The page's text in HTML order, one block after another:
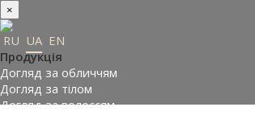
×
RU UA EN
Продукція
Догляд за обличчям
Догляд за тілом
Догляд за волоссям